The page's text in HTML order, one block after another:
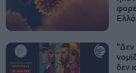
"Δεν
δεν